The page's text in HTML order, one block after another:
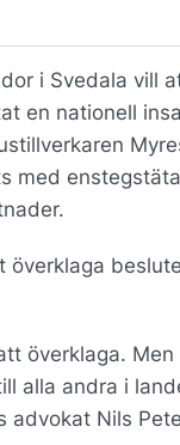
i Svedala vill
en nationell
med
överklaga
överklaga.
alla andra i
advokat Nils